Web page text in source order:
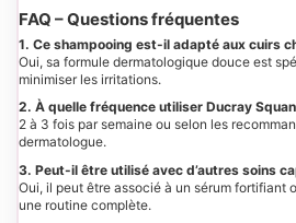
FAQ – Questions fréquentes
1. Ce shampooing est-il adapté aux cuirs
Oui, sa formule dermatologique douce est
minimiser les irritations.
2. À quelle fréquence utiliser Ducray
2 à 3 fois par semaine ou selon les
dermatologue.
3. Peut-il être utilisé avec d’autres soins
Oui, il peut être associé à un sérum fortifiant
une routine complète.